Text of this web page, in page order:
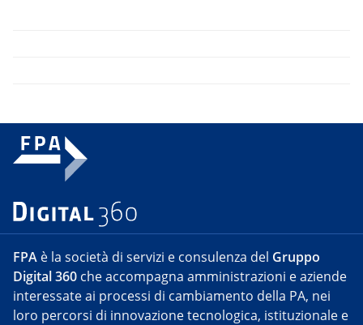
FPA è la società di servizi e consulenza del Gruppo
Digital 360 che accompagna amministrazioni e aziende
interessate ai processi di cambiamento della PA, nei
loro percorsi di innovazione tecnologica, istituzionale e